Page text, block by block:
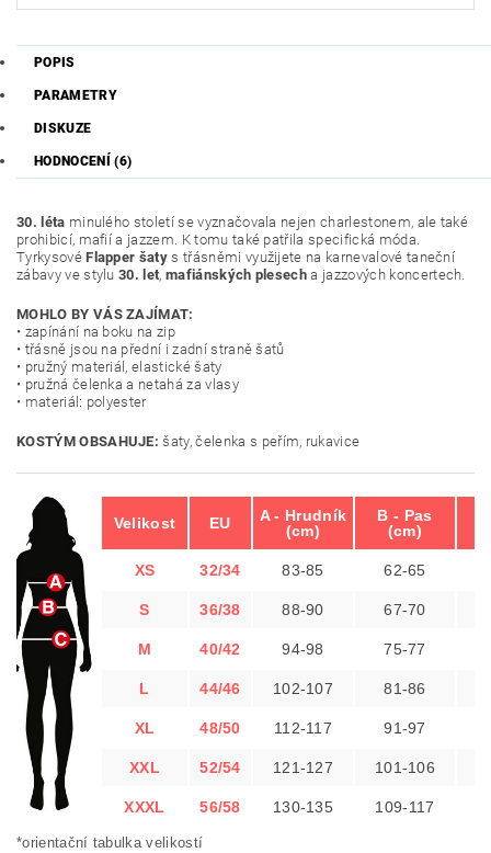
POPIS
PARAMETRY
DISKUZE
HODNOCENÍ (6)
30. léta minulého století se vyznačovala nejen charlestonem, ale také
prohibicí, mafií a jazzem. K tomu také patřila specifická móda.
TyrkysovéFlapper šaty s třásněmi využijete na karnevalové taneční
zábavy ve stylu30. let,mafiánských plesech a jazzových koncertech.
MOHLO BY VÁS ZAJÍMAT:
• zapínání na boku na zip
• třásně jsou na přední i zadní straně šatů
• pružný materiál, elastické šaty
• pružná čelenka a netahá za vlasy
• materiál: polyester
KOSTÝM OBSAHUJE: šaty, čelenka s peřím, rukavice
Velikost EU
A - Hrudník
(cm)
B - Pas
(cm)
XS 32/34 83-85 62-65
S 36/38 88-90 67-70
M 40/42 94-98 75-77
L 44/46 102-107 81-86
XL 48/50 112-117 91-97
XXL 52/54 121-127 101-106
XXXL 56/58 130-135 109-117
*orientační tabulka velikostí